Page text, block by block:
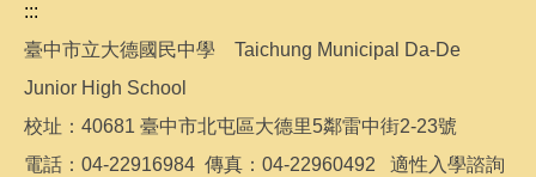
:::
臺中市立大德國民中學 Taichung Municipal Da-De
Junior High School
校址：40681 臺中市北屯區大德里5鄰雷中街2-23號
電話：04-22916984 傳真：04-22960492 適性入學諮詢